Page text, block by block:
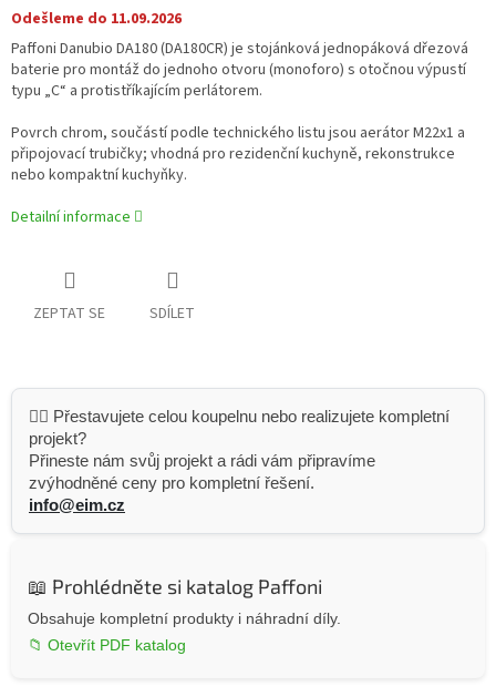
Odešleme do 11.09.2026
Paffoni Danubio DA180 (DA180CR) je stojánková jednopáková dřezová
baterie pro montáž do jednoho otvoru (monoforo) s otočnou výpustí
typu „C“ a protistříkajícím perlátorem.
Povrch chrom, součástí podle technického listu jsou aerátor M22x1 a
připojovací trubičky; vhodná pro rezidenční kuchyně, rekonstrukce
nebo kompaktní kuchyňky.
Detailní informace
ZEPTAT SE SDÍLET
👷‍♂️ Přestavujete celou koupelnu nebo realizujete kompletní
projekt?
Přineste nám svůj projekt a rádi vám připravíme
zvýhodněné ceny pro kompletní řešení.
info@eim.cz
📖 Prohlédněte si katalog Paffoni
Obsahuje kompletní produkty i náhradní díly.
📁 Otevřít PDF katalog